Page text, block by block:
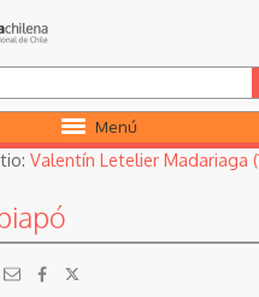
Menú
Valentín Letelier Madariaga